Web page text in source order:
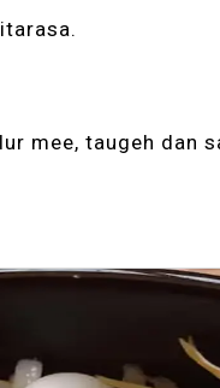
mee, taugeh dan